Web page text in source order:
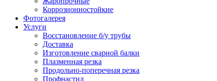
Коррозионностойкие
Фотогалерея
Услуги
Восстановление б/у трубы
Доставка
Изготовление сварной балки
Плазменная резка
Продольно-поперечная резка
Профнастил